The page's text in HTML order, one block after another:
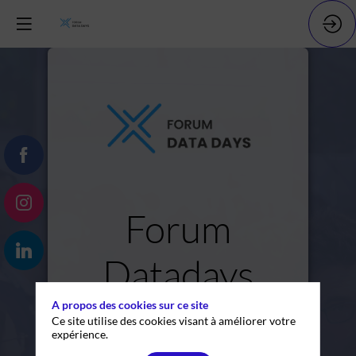
Forum
Datadays
Mardi 5
A propos des cookies sur ce site
Ce site utilise des cookies visant à améliorer votre
expérience.